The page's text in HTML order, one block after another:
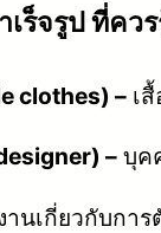
ร็จรูป ที่คว
clothes) – เ
– บุค
นเกี่ยวกับการ